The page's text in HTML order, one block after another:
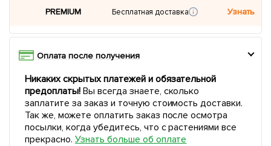
PREMIUM Бесплатная доставка Узнать
Оплата после получения
Никаких скрытых платежей и обязательной
предоплаты!Вы всегда знаете, сколько
заплатите за заказ и точную стоимость доставки.
Так же, можете оплатить заказ после осмотра
посылки, когда убедитесь, что с растениями все
прекрасно. Узнать больше об оплате